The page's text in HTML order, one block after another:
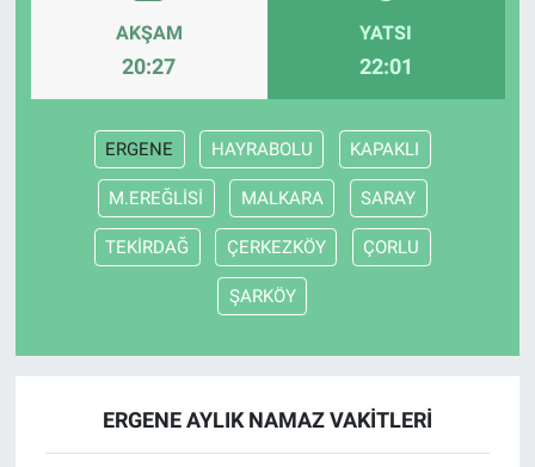
AKŞAM
20:27
YATSI
22:01
ERGENE HAYRABOLU KAPAKLI
M.EREĞLİSİ MALKARA SARAY
TEKİRDAĞ ÇERKEZKÖY ÇORLU
ŞARKÖY
ERGENE AYLIK NAMAZ VAKITLERI